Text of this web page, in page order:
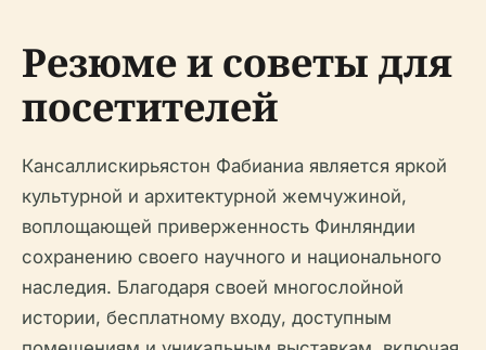
Резюме и советы для
посетителей
Кансаллискирьястон Фабианиа является яркой
культурной и архитектурной жемчужиной,
воплощающей приверженность Финляндии
сохранению своего научного и национального
наследия. Благодаря своей многослойной
истории, бесплатному входу, доступным